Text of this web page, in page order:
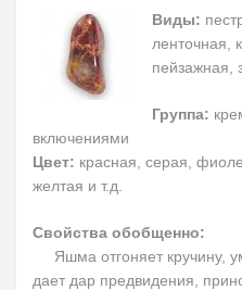
Виды:
ленточная,
пейзажная,
Группа:
включениями
Цвет: красная, серая,
желтая и т.д.
Свойства обобщенно:
Яшма отгоняет кручину,
дает дар предвидения,